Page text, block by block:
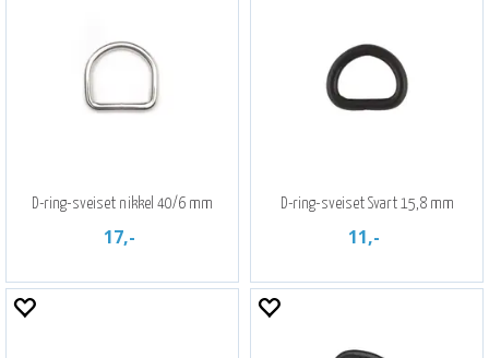
D-ring-sveiset nikkel 40/6 mm
17,-
D-ring-sveiset Svart 15,8 mm
11,-